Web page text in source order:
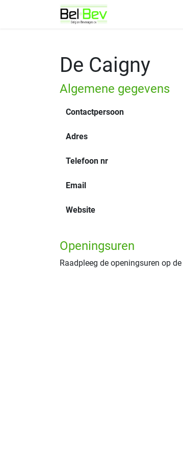
Overslaan naar inhoud
De Caigny
Algemene gegevens
Contactpersoon
Adres
Telefoon nr
Email
Website
Openingsuren
Raadpleeg de openingsuren op de